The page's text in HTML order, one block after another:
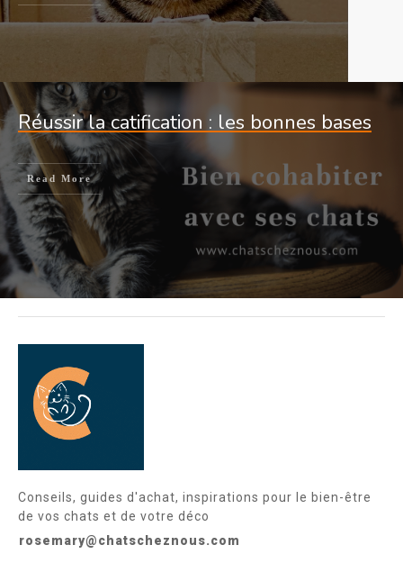
Réussir la catification : les bonnes bases
Read More
Conseils, guides d'achat, inspirations pour le bien-être
de vos chats et de votre déco
rosemary@chatscheznous.com